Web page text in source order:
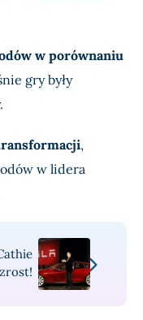
w porównaniu
gry były
,
w lidera